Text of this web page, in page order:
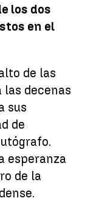
los dos
en el
de las
decenas
sus
de
esperanza
de la